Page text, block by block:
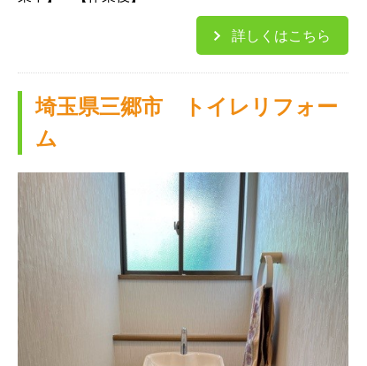
詳しくはこちら
埼玉県三郷市 トイレリフォー
ム